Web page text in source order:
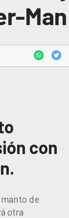
Man
con
de
otra